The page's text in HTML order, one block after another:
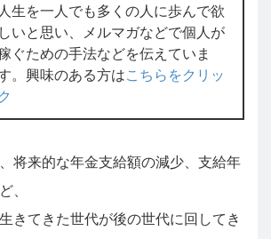
人生を一人でも多くの人に歩んで欲
しいと思い、メルマガなどで個人が
ぐための手法などを伝えていま
。興味のある方はこちらをクリッ
ク
将来的な年金支給額の減少、支給年
、
きてきた世代が後の世代に回してき